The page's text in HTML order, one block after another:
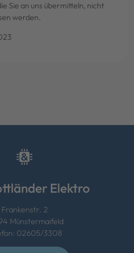
Sie an uns übermitteln, nicht
werden.
Elektro
Frankenstr. 2
Münstermaifeld
02605/3308